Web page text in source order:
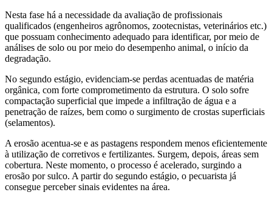
Nesta fase há a necessidade da avaliação de profissionais
qualificados (engenheiros agrônomos, zootecnistas, veterinários etc.)
que possuam conhecimento adequado para identificar, por meio de
análises de solo ou por meio do desempenho animal, o início da
degradação.
No segundo estágio, evidenciam-se perdas acentuadas de matéria
orgânica, com forte comprometimento da estrutura. O solo sofre
compactação superficial que impede a infiltração de água e a
penetração de raízes, bem como o surgimento de crostas superficiais
(selamentos).
A erosão acentua-se e as pastagens respondem menos eficientemente
à utilização de corretivos e fertilizantes. Surgem, depois, áreas sem
cobertura. Neste momento, o processo é acelerado, surgindo a
erosão por sulco. A partir do segundo estágio, o pecuarista já
consegue perceber sinais evidentes na área.